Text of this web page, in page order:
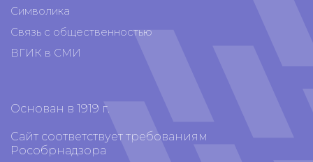
Символика
Связь с общественностью
ВГИК в СМИ
Основан в 1919 г.
Сайт соответствует требованиям
Рособрнадзора